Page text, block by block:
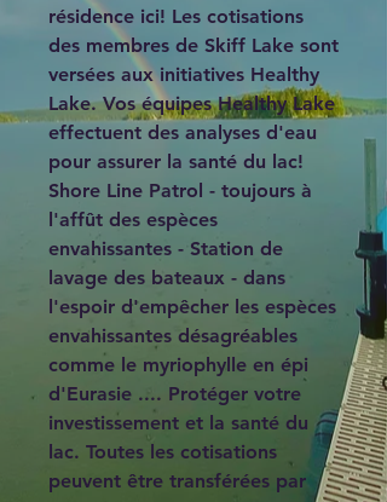
résidence ici! Les cotisations
des membres de Skiff Lake sont
versées aux initiatives Healthy
Lake. Vos équipes Healthy Lake
effectuent des analyses d'eau
pour assurer la santé du lac!
Shore Line Patrol - toujours à
l'affût des espèces
envahissantes - Station de
lavage des bateaux - dans
l'espoir d'empêcher les espèces
envahissantes désagréables
comme le myriophylle en épi
d'Eurasie .... Protéger votre
investissement et la santé du
lac. Toutes les cotisations
peuvent être transférées par